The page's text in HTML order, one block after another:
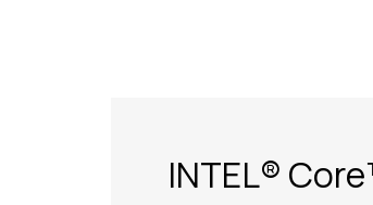
INTEL®